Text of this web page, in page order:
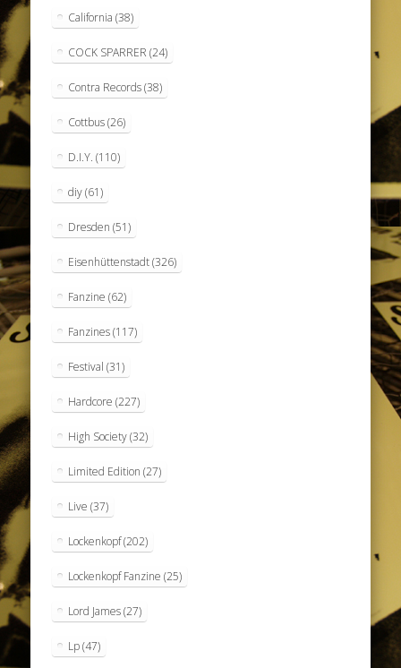
California (38)
COCK SPARRER (24)
Contra Records(38)
Cottbus(26)
D.I.Y. (110)
diy(61)
Dresden (51)
Eisenhüttenstadt(326)
Fanzine (62)
Fanzines(117)
Festival (31)
Hardcore (227)
High Society(32)
Limited Edition (27)
Live (37)
Lockenkopf(202)
Lockenkopf Fanzine (25)
Lord James(27)
Lp(47)